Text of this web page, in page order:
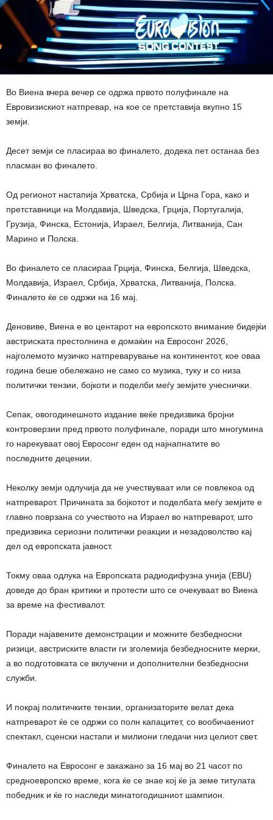
Во Виена вчера вечер се одржа првото полуфинале на
Евровизискиот натпревар, на кое се претставија вкупно 15
земји.
Десет земји се пласираа во финалето, додека пет останаа без
пласман во финалето.
Од регионот настапија Хрватска, Србија и Црна Гора, како и
претставници на Молдавија, Шведска, Грција, Португалија,
Грузија, Финска, Естонија, Израел, Белгија, Литванија, Сан
Марино и Полска.
Во финалето се пласираа Грција, Финска, Белгија, Шведска,
Молдавија, Израел, Србија, Хрватска, Литванија, Полска.
Финалето ќе се одржи на 16 мај.
Деновиве, Виена е во центарот на европското внимание бидејќи
австриската престолнина е домаќин на Евросонг 2026,
најголемото музичко натпреварување на континентот, кое оваа
година беше обележано не само со музика, туку и со низа
политички тензии, бојкоти и поделби меѓу земјите учеснички.
Сепак, овогодинешното издание веќе предизвика бројни
контроверзии пред првото полуфинале, поради што многумина
го нарекуваат овој Евросонг еден од најнапнатите во
последните децении.
Неколку земји одлучија да не учествуваат или се повлекоа од
натпреварот. Причината за бојкотот и поделбата меѓу земјите е
главно поврзана со учеството на Израел во натпреварот, што
предизвика сериозни политички реакции и незадоволство кај
дел од европската јавност.
Токму оваа одлука на Европската радиодифузна унија (EBU)
доведе до бран критики и протести што се очекуваат во Виена
за време на фестивалот.
Поради најавените демонстрации и можните безбедносни
ризици, австриските власти ги зголемија безбедносните мерки,
а во подготовката се вклучени и дополнителни безбедносни
служби.
И покрај политичките тензии, организаторите велат дека
натпреварот ќе се одржи со полн капацитет, со вообичаениот
спектакл, сценски настапи и милиони гледачи низ целиот свет.
Финалето на Евросонг е закажано за 16 мај во 21 часот по
средноевропско време, кога ќе се знае кој ќе ја земе титулата
победник и ќе го наследи минатогодишниот шампион.